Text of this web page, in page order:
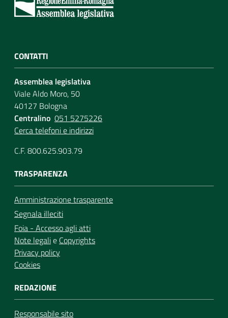
CONTATTI
Assemblea legislativa
Viale Aldo Moro, 50
40127 Bologna
Centralino 051 5275226
Cerca telefoni e indirizzi
C.F. 800.625.903.79
TRASPARENZA
Amministrazione trasparente
Segnala illeciti
Foia - Accesso agli atti
Note legalie Copyrights
Privacy policy
Cookies
REDAZIONE
Responsabile sito